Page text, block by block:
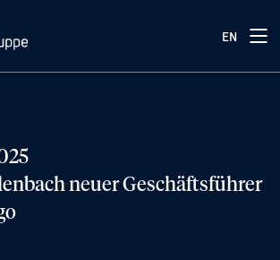
EN
neuer Geschäftsführer